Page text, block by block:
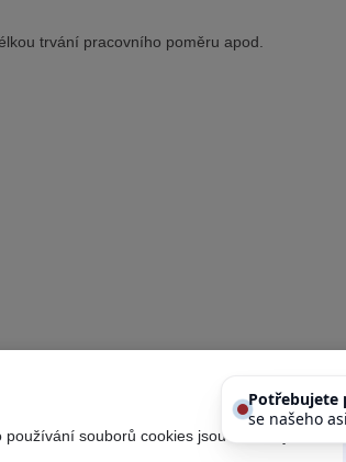
trvání pracovního poměru apod.
souborů cookies jsou uvedeny
Potřebujete
se našeho